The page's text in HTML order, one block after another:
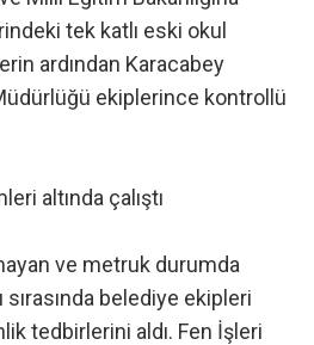
tek katlı eski okul
ardından Karacabey
ekiplerince kontrollü
altında çalıştı
ve metruk durumda
sırasında belediye ekipleri
tedbirlerini aldı. Fen İşleri